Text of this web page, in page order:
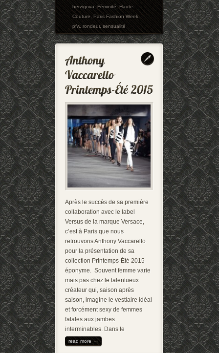
herzigova,Féminité,Haute-
Couture,Paris Fashion Week,
pfw,rondeur,sensualité
Après le succès de sa première
collaboration avec le label
Versus de la marque Versace,
c’est à Paris que nous
retrouvons Anthony Vaccarello
pour la présentation de sa
collection Printemps-Été 2015
éponyme. Souvent femme varie
mais pas chez le talentueux
créateur qui, saison après
saison, imagine le vestiaire idéal
et forcément sexy de femmes
fatales aux jambes
interminables. Dans le
read more